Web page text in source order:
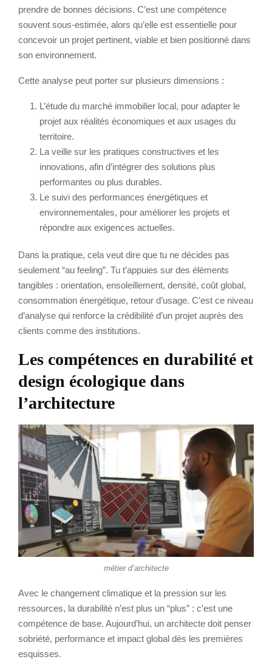
prendre de bonnes décisions. C’est une compétence
souvent sous-estimée, alors qu’elle est essentielle pour
concevoir un projet pertinent, viable et bien positionné dans
son environnement.
Cette analyse peut porter sur plusieurs dimensions :
L’étude du marché immobilier local, pour adapter le
projet aux réalités économiques et aux usages du
territoire.
La veille sur les pratiques constructives et les
innovations, afin d’intégrer des solutions plus
performantes ou plus durables.
Le suivi des performances énergétiques et
environnementales, pour améliorer les projets et
répondre aux exigences actuelles.
Dans la pratique, cela veut dire que tu ne décides pas
seulement “au feeling”. Tu t’appuies sur des éléments
tangibles : orientation, ensoleillement, densité, coût global,
consommation énergétique, retour d’usage. C’est ce niveau
d’analyse qui renforce la crédibilité d’un projet auprès des
clients comme des institutions.
Les compétences en durabilité et
design écologique dans
l’architecture
métier d’architecte
Avec le changement climatique et la pression sur les
ressources, la durabilité n’est plus un “plus” : c’est une
compétence de base. Aujourd’hui, un architecte doit penser
sobriété, performance et impact global dès les premières
esquisses.